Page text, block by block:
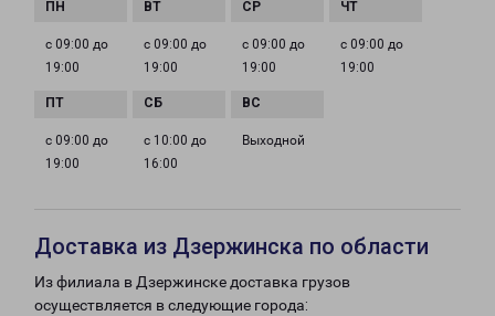
с 09:00 до
19:00
с 09:00 до
19:00
с 09:00 до
19:00
с 09:00 до
19:00
с 09:00 до
19:00
с 10:00 до
16:00
Выходной
Доставка из Дзержинска по области
Из филиала в Дзержинске доставка грузов
осуществляется в следующие города: